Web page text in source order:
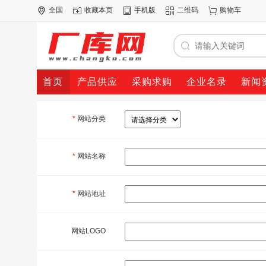
全国 收藏本页 手机版 二维码 购物车
首页 产品供应 采购求购 企业名录 新闻
* 网站分类
* 网站名称
* 网站地址
网站LOGO